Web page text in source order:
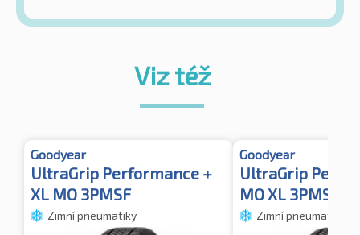
Viz též
Goodyear
UltraGrip Performance +
XL MO 3PMSF
Zimní pneumatiky
Goodyear
UltraGrip
MO XL 3PMSF
Zimní pneumatiky